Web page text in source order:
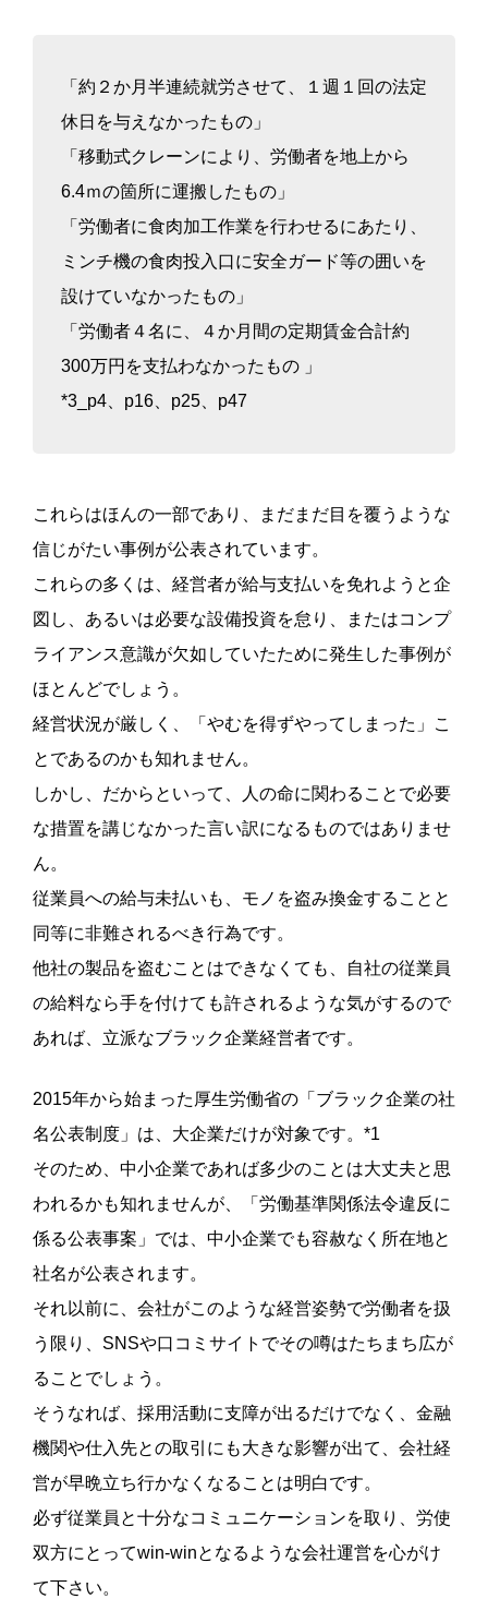
「約２か月半連続就労させて、１週１回の法定
休日を与えなかったもの」
「移動式クレーンにより、労働者を地上から
6.4ｍの箇所に運搬したもの」
「労働者に食肉加工作業を行わせるにあたり、
ミンチ機の食肉投入口に安全ガード等の囲いを
設けていなかったもの」
「労働者４名に、４か月間の定期賃金合計約
300万円を支払わなかったもの 」
*3_p4、p16、p25、p47
これらはほんの一部であり、まだまだ目を覆うような
信じがたい事例が公表されています。
これらの多くは、経営者が給与支払いを免れようと企
図し、あるいは必要な設備投資を怠り、またはコンプ
ライアンス意識が欠如していたために発生した事例が
ほとんどでしょう。
経営状況が厳しく、「やむを得ずやってしまった」こ
とであるのかも知れません。
しかし、だからといって、人の命に関わることで必要
な措置を講じなかった言い訳になるものではありませ
ん。
従業員への給与未払いも、モノを盗み換金することと
同等に非難されるべき行為です。
他社の製品を盗むことはできなくても、自社の従業員
の給料なら手を付けても許されるような気がするので
あれば、立派なブラック企業経営者です。
2015年から始まった厚生労働省の「ブラック企業の社
名公表制度」は、大企業だけが対象です。*1
そのため、中小企業であれば多少のことは大丈夫と思
われるかも知れませんが、「労働基準関係法令違反に
係る公表事案」では、中小企業でも容赦なく所在地と
社名が公表されます。
それ以前に、会社がこのような経営姿勢で労働者を扱
う限り、SNSや口コミサイトでその噂はたちまち広が
ることでしょう。
そうなれば、採用活動に支障が出るだけでなく、金融
機関や仕入先との取引にも大きな影響が出て、会社経
営が早晩立ち行かなくなることは明白です。
必ず従業員と十分なコミュニケーションを取り、労使
双方にとってwin-winとなるような会社運営を心がけ
て下さい。